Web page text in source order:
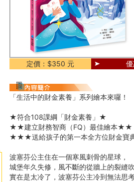
定價：$350 元
「生活中的財金素養」系列繪本來囉！
★符合108課綱「財金素養」★
★★建立財務智商（FQ）最佳繪本★★
★★★送給孩子的第一本全方位財金
波塞芬公主住在一個寒風刺骨的星球，
城堡年久失修，風不斷的從牆上的裂縫
實在是太冷了，波塞芬公主冷到無法思